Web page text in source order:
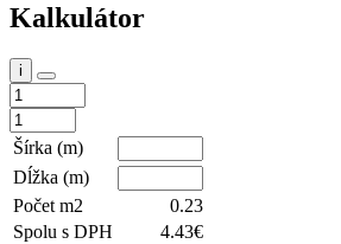
Kalkulátor
i
Šírka (m)
Dĺžka (m)
Počet m2
0.23
Spolu s DPH
4.43€